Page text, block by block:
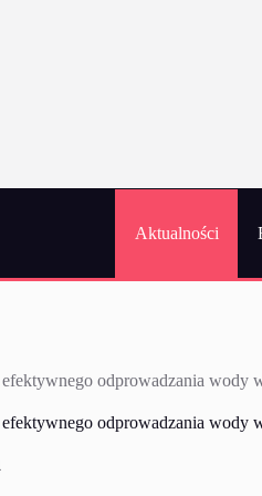
Aktualności
odprowadzania wody
odprowadzania wody